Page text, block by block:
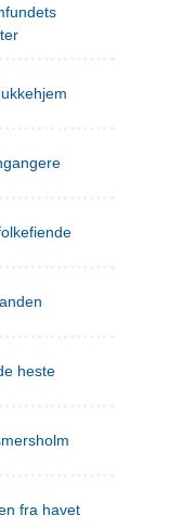
heste
fra havet